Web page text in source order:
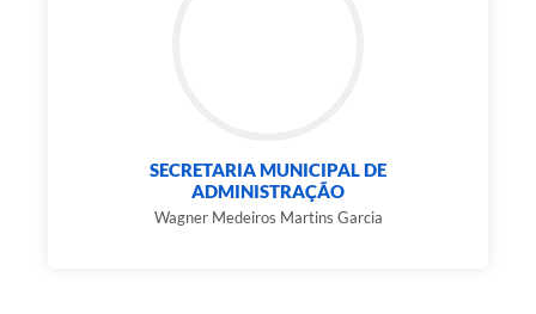
SECRETARIA MUNICIPAL DE
ADMINISTRAÇÃO
Wagner Medeiros Martins Garcia